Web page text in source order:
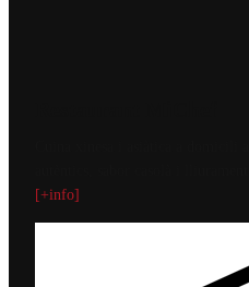
[+info]